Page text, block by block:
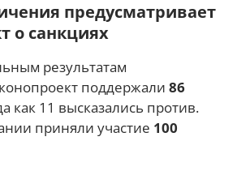
предусматривает
о санкциях
результатам
поддержали 86
как 11 высказались против.
приняли участие 100